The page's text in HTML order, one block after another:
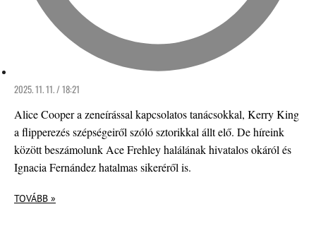
2025. 11. 11. / 18:21
Alice Cooper a zeneírással kapcsolatos tanácsokkal, Kerry King
a flipperezés szépségeiről szóló sztorikkal állt elő. De híreink
között beszámolunk Ace Frehley halálának hivatalos okáról és
Ignacia Fernández hatalmas sikeréről is.
TOVÁBB »